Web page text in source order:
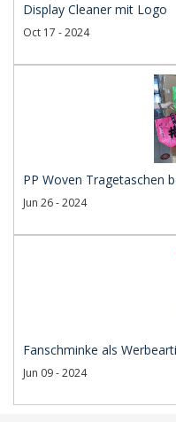
Display Cleaner mit Logo
Oct 17 - 2024
PP Woven Tragetaschen
Jun 26 - 2024
Fanschminke als
Jun 09 - 2024